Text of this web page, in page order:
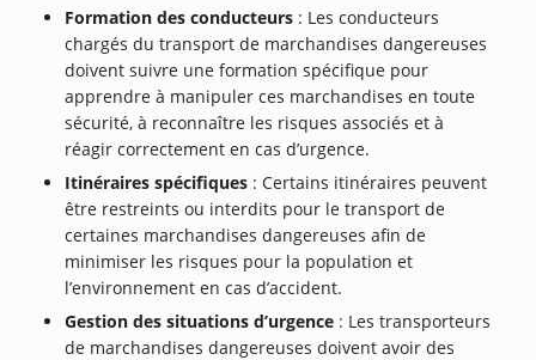
Formation des conducteurs : Les conducteurs
chargés du transport de marchandises dangereuses
doivent suivre une formation spécifique pour
apprendre à manipuler ces marchandises en toute
sécurité, à reconnaître les risques associés et à
réagir correctement en cas d’urgence.
Itinéraires spécifiques : Certains itinéraires peuvent
être restreints ou interdits pour le transport de
certaines marchandises dangereuses afin de
minimiser les risques pour la population et
l’environnement en cas d’accident.
Gestion des situations d’urgence : Les transporteurs
de marchandises dangereuses doivent avoir des